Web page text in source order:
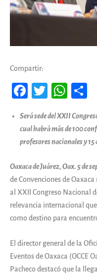
Compartir:
Fa
b
oo
T
tt
er
W
ts
A
Será sede del XXII
cual habrá más de 100
profesores nacionales y
Oaxaca de Juárez, Oax. 5 de
de Convenciones de Oaxaca
al XXII Congreso Nacional
relevancia internacional
como destino para
El director general de la
Eventos de Oaxaca (OCCE
Pacheco destacó que la